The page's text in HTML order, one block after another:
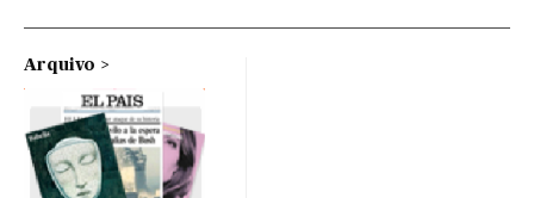
Arquivo